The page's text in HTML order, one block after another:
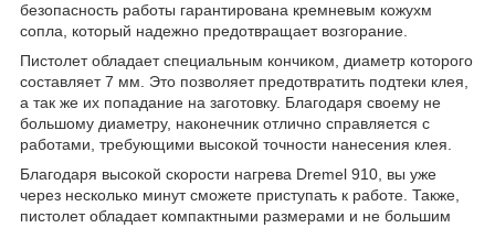
безопасность работы гарантирована кремневым кожухм
сопла, который надежно предотвращает возгорание.
Пистолет обладает специальным кончиком, диаметр которого
составляет 7 мм. Это позволяет предотвратить подтеки клея,
а так же их попадание на заготовку. Благодаря своему не
большому диаметру, наконечник отлично справляется с
работами, требующими высокой точности нанесения клея.
Благодаря высокой скорости нагрева Dremel 910, вы уже
через несколько минут сможете приступать к работе. Также,
пистолет обладает компактными размерами и не большим